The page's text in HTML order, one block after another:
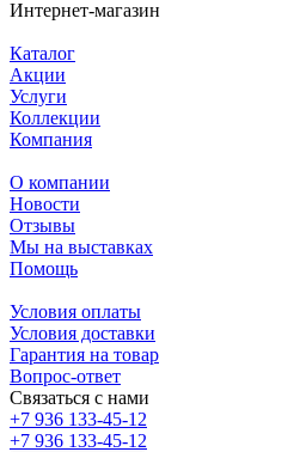
Интернет-магазин
Каталог
Акции
Услуги
Коллекции
Компания
О компании
Новости
Отзывы
Мы на выставках
Помощь
Условия оплаты
Условия доставки
Гарантия на товар
Вопрос-ответ
Связаться с нами
+7 936 133-45-12
+7 936 133-45-12